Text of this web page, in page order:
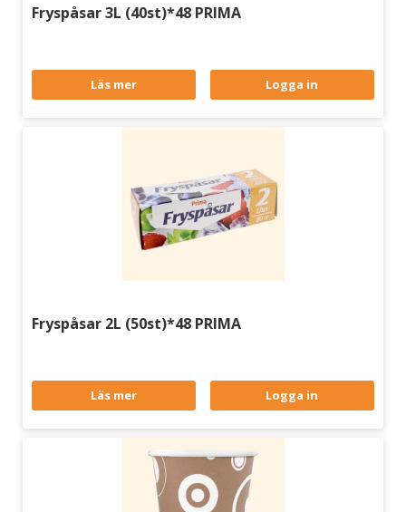
Fryspåsar 3L (40st)*48 PRIMA
Läs mer Logga in
Fryspåsar 2L (50st)*48 PRIMA
Läs mer Logga in